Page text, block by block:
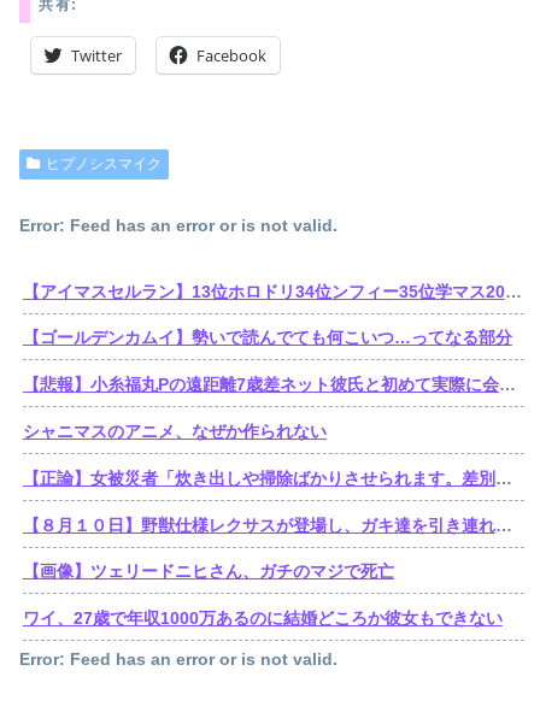
共有:
Twitter Facebook
ヒプノシスマイク
Error: Feed has an error or is not valid.
【アイマスセルラン】13位ホロドリ34位ンフィー35位学マス203位シャニソン403位アズールレーン404位ミリシタ517位デレステ
【ゴールデンカムイ】勢いで読んでても何こいつ…ってなる部分
【悲報】小糸福丸Pの遠距離7歳差ネット彼氏と初めて実際に会いに1泊2日東京へ→帰ってきて速攻お別れ報告
シャニマスのアニメ、なぜか作られない
【正論】女被災者「炊き出しや掃除ばかりさせられます。差別ですよね？」
【８月１０日】野獣仕様レクサスが登場し、ガキ達を引き連れてハーメルンの笛吹き状態となる （※動画あり）
【画像】ツェリードニヒさん、ガチのマジで死亡
ワイ、27歳で年収1000万あるのに結婚どころか彼女もできない
Error: Feed has an error or is not valid.